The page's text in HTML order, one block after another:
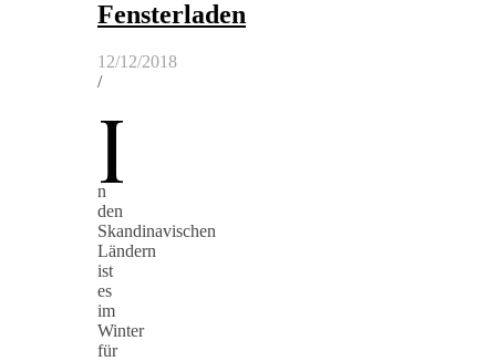
Fensterladen
12/12/2018
/
I
n
den
Skandinavischen
Ländern
ist
es
im
Winter
für